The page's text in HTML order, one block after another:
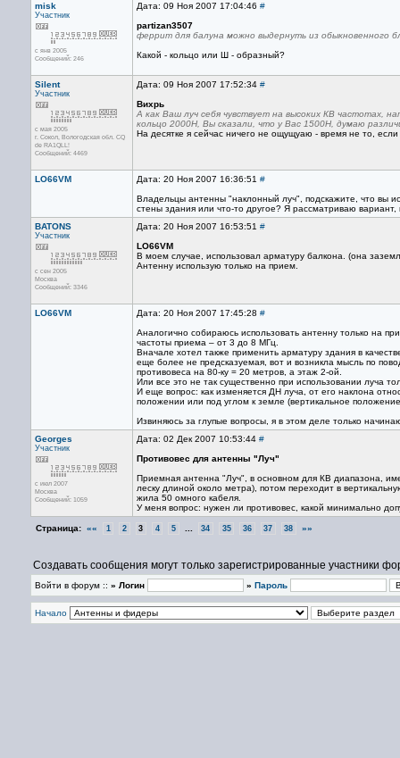
misk
Участник
с янв 2005
Сообщений: 246
Дата: 09 Ноя 2007 17:04:46 #
partizan3507
феррит для балуна можно выдернуть из обыкновенного
Какой - кольцо или Ш - образный?
Silent
Участник
с мая 2005
г. Сокол, Вологодская обл. CQ
de RA1QLL!
Сообщений: 4469
Дата: 09 Ноя 2007 17:52:34 #
Вихрь
А как Ваш луч себя чувствует на высоких КВ частотах,
кольцо 2000H, Вы сказали, что у Вас 1500H, думаю
На десятке я сейчас ничего не ощущуаю - время не то,
LO66VM Дата: 20 Ноя 2007 16:36:51 #
Владельцы антенны "наклонный луч", подскажите, что вы
стены здания или что-то другое? Я рассматриваю
BATONS
Участник
с сен 2005
Москва
Сообщений: 3346
Дата: 20 Ноя 2007 16:53:51 #
LO66VM
В моем случае, использовал арматуру балкона. (она
Антенну использую только на прием.
LO66VM Дата: 20 Ноя 2007 17:45:28 #
Аналогично собираюсь использовать антенну только на
частоты приема – от 3 до 8 МГц.
Вначале хотел также применить арматуру здания в
еще более не предсказуемая, вот и возникла мысль по
противовеса на 80-ку = 20 метров, а этаж 2-ой.
Или все это не так существенно при использовании луча
И еще вопрос: как изменяется ДН луча, от его наклона
положении или под углом к земле (вертикальное
Извиняюсь за глупые вопросы, я в этом деле только
Georges
Участник
с июл 2007
Москва
Сообщений: 1059
Дата: 02 Дек 2007 10:53:44 #
Противовес для антенны "Луч"
Приемная антенна "Луч", в основном для КВ диапазона,
леску длиной около метра), потом переходит в
жила 50 омного кабеля.
У меня вопрос: нужен ли противовес, какой минимально
Страница: «« 1 2 3 4 5 34 35 36 37 38 »»
Создавать сообщения могут только зарегистрированные участники
Войти в форум :: » Логин » Пароль
Начало